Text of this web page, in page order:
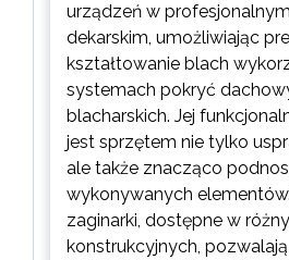
urządzeń w
dekarskim, umożliwiając
kształtowanie blach
systemach pokryć
blacharskich. Jej
jest sprzętem nie tylko
ale także znacząco
wykonywanych
zaginarki, dostępne w
konstrukcyjnych,